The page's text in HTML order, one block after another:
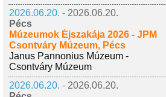
2026.06.20. - 2026.06.20.
Pécs
Múzeumok Éjszakája 2026 - JPM
Csontváry Múzeum, Pécs
Janus Pannonius Múzeum -
Csontváry Múzeum
2026.06.20. - 2026.06.20.